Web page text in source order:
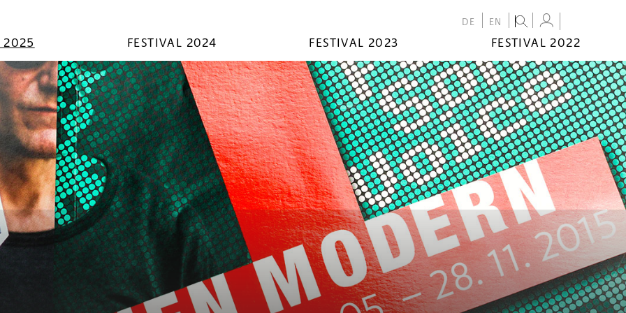
DE EN
2025 FESTIVAL 2024 FESTIVAL 2023 FESTIVAL 2022